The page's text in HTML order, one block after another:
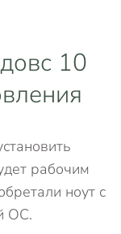
10
рабочим
ноут с
ОС.